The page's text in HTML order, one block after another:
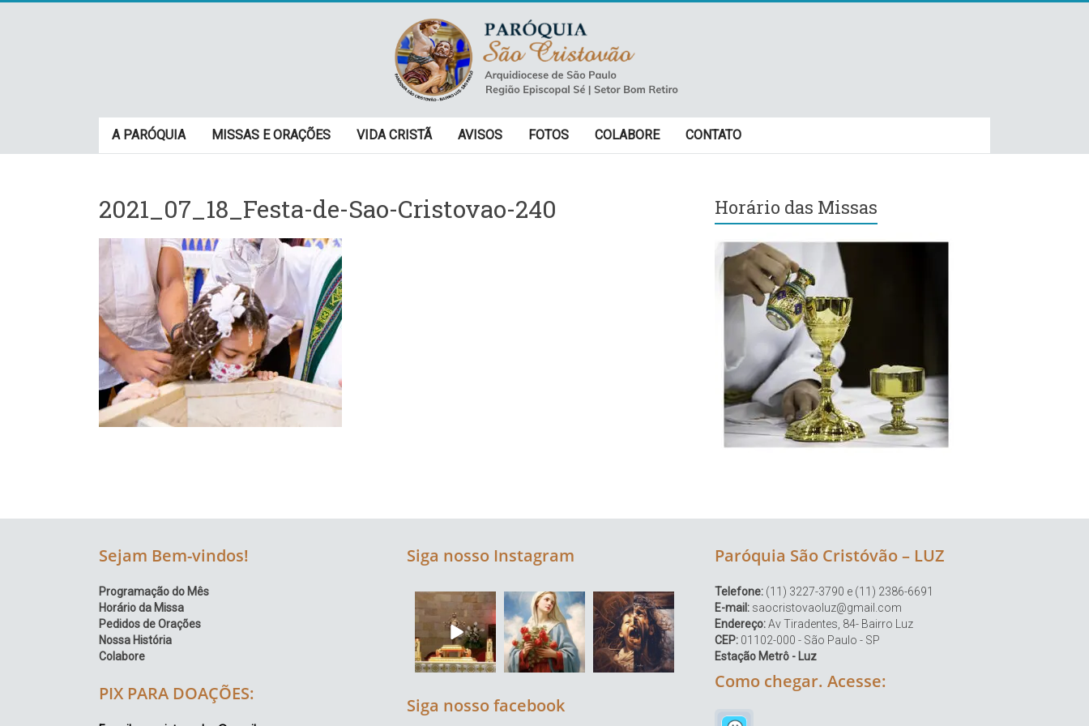
Paróquia
São
–
Luz
Arquidiocese
de
São
Paulo
–
Região
Episcopal
Sé
A PARÓQUIA MISSAS E ORAÇÕES VIDA CRISTÃ AVISOS FOTOS COLABORE CONTATO
2021_07_18_Festa-de-Sao-Cristovao-240 Horário das Missas
Sejam Bem-vindos!
Programação do Mês
Horário da Missa
Pedidos de Orações
Nossa História
Colabore
PIX PARA DOAÇÕES:
Siga nosso Instagram
Siga nosso facebook
Paróquia São Cristóvão – LUZ
Telefone: (11) 3227-3790 e (11) 2386-6691
E-mail: saocristovaoluz@gmail.com
Endereço:Av Tiradentes, 84- Bairro Luz
CEP: 01102-000 - São Paulo - SP
Estação Metrô - Luz
Como chegar. Acesse: